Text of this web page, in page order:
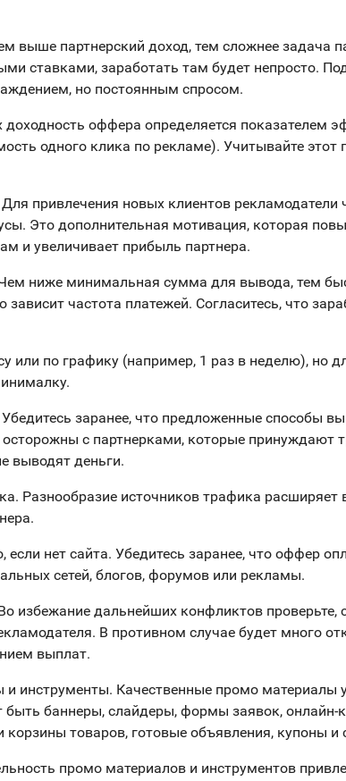
выше партнерский доход, тем сложнее задача
ставками, заработать там будет непросто.
но постоянным спросом.
доходность оффера определяется показателем
одного клика по рекламе). Учитывайте этот
привлечения новых клиентов рекламодатели
Это дополнительная мотивация, которая
и увеличивает прибыль партнера.
ниже минимальная сумма для вывода, тем
зависит частота платежей. Согласитесь, что
или по графику (например, 1 раз в неделю), но
заранее, что предложенные способы
с партнерками, которые принуждают
выводят деньги.
Разнообразие источников трафика расширяет
если нет сайта. Убедитесь заранее, что оффер
сетей, блогов, форумов или рекламы.
избежание дальнейших конфликтов проверьте,
В противном случае будет много
выплат.
инструменты. Качественные промо материалы
быть баннеры, слайдеры, формы заявок, онлайн-
корзины товаров, готовые объявления, купоны и
промо материалов и инструментов